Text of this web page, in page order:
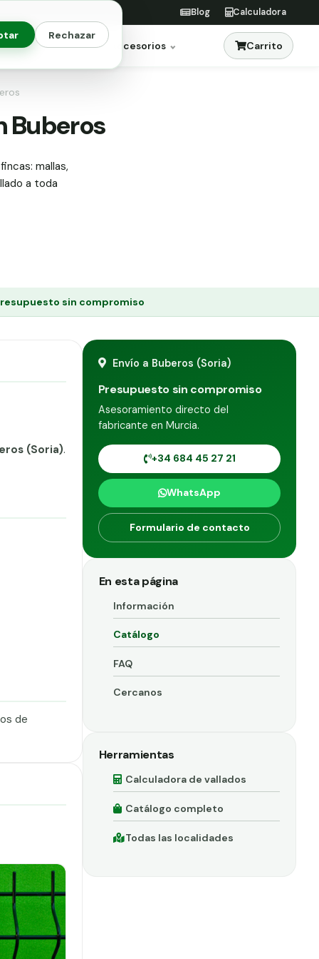
Rechazar
Blog Calculadora
Jardinería Accesorios Carrito
Buberos
mallas,
a toda
sin compromiso
(Soria).
de
Envío a Buberos (Soria)
Presupuesto sin compromiso
Asesoramiento directo del
fabricante en Murcia.
+34 684 45 27 21
WhatsApp
Formulario de contacto
En esta página
Información
Catálogo
FAQ
Cercanos
Herramientas
Calculadora de vallados
Catálogo completo
Todas las localidades